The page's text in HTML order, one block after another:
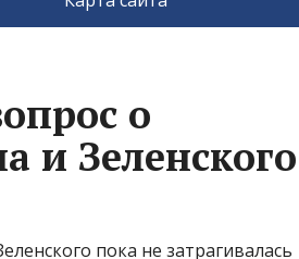
о
и Зеленского
пока не затрагивалась